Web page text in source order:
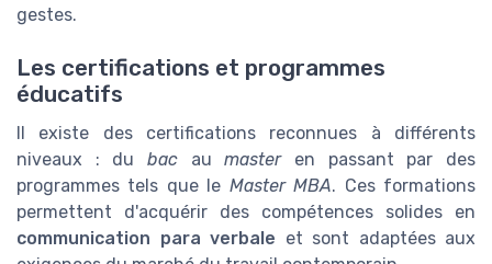
gestes.
Les certifications et programmes
éducatifs
Il existe des certifications reconnues à différents
niveaux : du bac aumasteren passant par des
programmes tels que le Master MBA. Ces formations
permettent d'acquérir des compétences solides en
communication para verbale et sont adaptées aux